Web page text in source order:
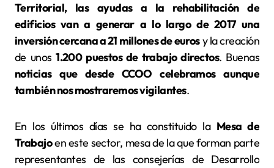
Territorial, las ayudas a la rehabilitación de
edificios van a generar a lo largo de 2017 una
inversión cercana a 21 millones de eurosy la creación
de unos1.200 puestos de trabajo directos. Buenas
noticias que desde CCOO celebramos aunque
también nos mostraremos vigilantes.
En los últimos días se ha constituido la Mesa de
Trabajoen este sector, mesa de la que forman parte
representantes de las consejerías de Desarrollo